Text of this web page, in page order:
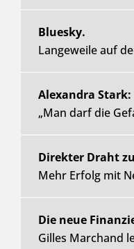
Bluesky.
Langeweile auf
Alexandra Stark:
„Man darf die
Direkter Draht
Mehr Erfolg mit
Die neue
Gilles Marchand